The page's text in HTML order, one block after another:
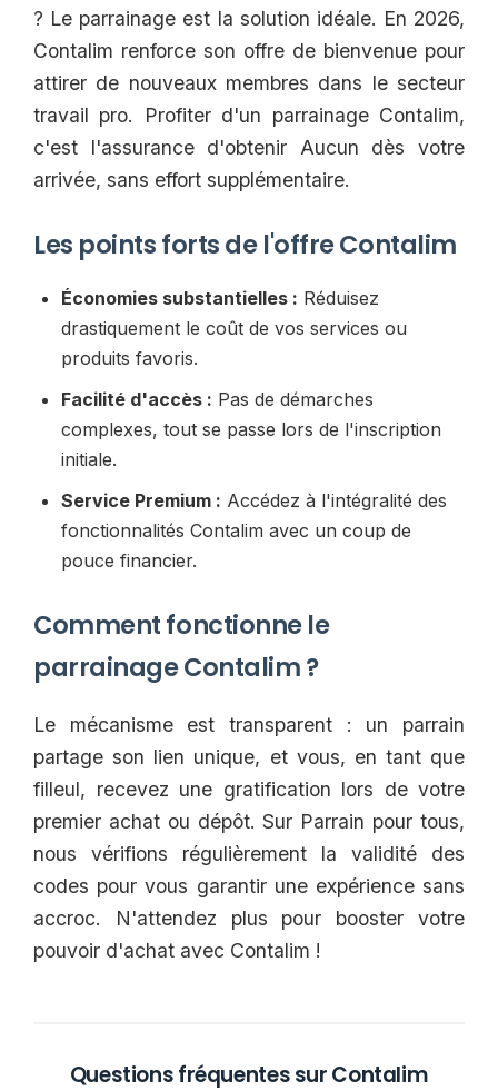
? Le parrainage est la solution idéale. En 2026,
Contalim renforce son offre de bienvenue pour
attirer de nouveaux membres dans le secteur
travail pro. Profiter d'un parrainage Contalim,
c'est l'assurance d'obtenir Aucun dès votre
arrivée, sans effort supplémentaire.
Les points forts de l'offre Contalim
Économies substantielles : Réduisez
drastiquement le coût de vos services ou
produits favoris.
Facilité d'accès : Pas de démarches
complexes, tout se passe lors de l'inscription
initiale.
Service Premium : Accédez à l'intégralité des
fonctionnalités Contalim avec un coup de
pouce financier.
Comment fonctionne le
parrainage Contalim ?
Le mécanisme est transparent : un parrain
partage son lien unique, et vous, en tant que
filleul, recevez une gratification lors de votre
premier achat ou dépôt. Sur Parrain pour tous,
nous vérifions régulièrement la validité des
codes pour vous garantir une expérience sans
accroc. N'attendez plus pour booster votre
pouvoir d'achat avec Contalim !
Questions fréquentes sur Contalim